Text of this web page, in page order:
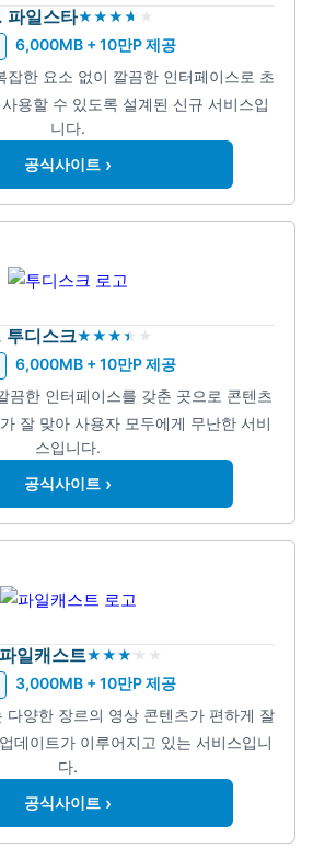
파일스타
6,000MB + 10만P 제공
잡한 요소 없이 깔끔한 인터페이스로 초
용할 수 있도록 설계된 신규 서비스입
니다.
공식사이트 ›
투디스크
6,000MB + 10만P 제공
끔한 인터페이스를 갖춘 곳으로 콘텐츠
잘 맞아 사용자 모두에게 무난한 서비
스입니다.
공식사이트 ›
일캐스트
3,000MB + 10만P 제공
다양한 장르의 영상 콘텐츠가 편하게 잘
데이트가 이루어지고 있는 서비스입니
다.
공식사이트 ›